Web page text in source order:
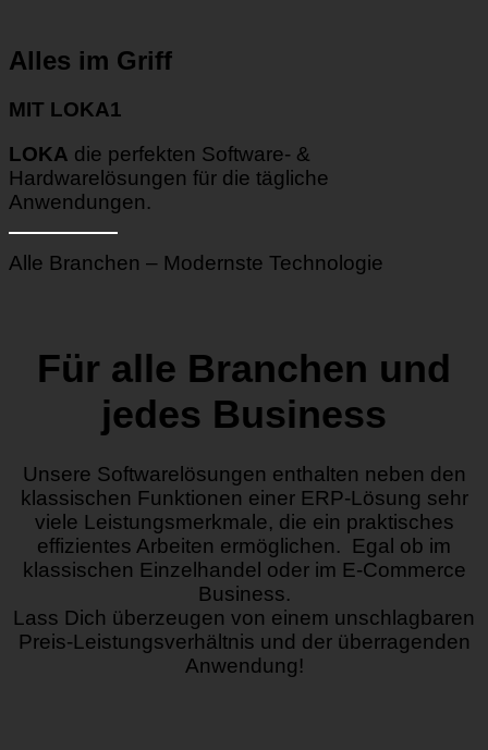
Alles im Griff
MIT LOKA1
LOKA die perfekten Software- &
Hardwarelösungen für die tägliche
Anwendungen.
Alle Branchen – Modernste Technologie
Für alle Branchen und
jedes Business
Unsere Softwarelösungen enthalten neben den
klassischen Funktionen einer ERP-Lösung sehr
viele Leistungsmerkmale, die ein praktisches
effizientes Arbeiten ermöglichen. Egal ob im
klassischen Einzelhandel oder im E-Commerce
Business.
Lass Dich überzeugen von einem unschlagbaren
Preis-Leistungsverhältnis und der überragenden
Anwendung!